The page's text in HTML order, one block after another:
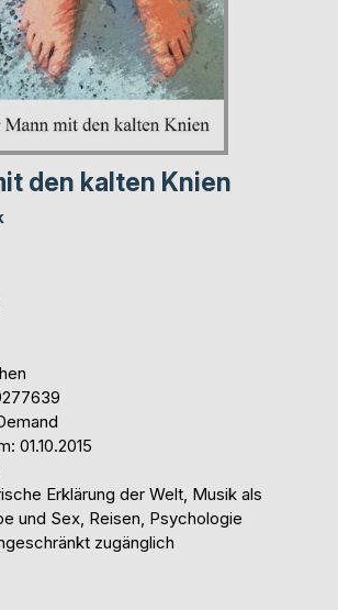
den kalten Knien
01.10.2015
Erklärung der Welt, Musik als
und Sex, Reisen, Psychologie
zugänglich